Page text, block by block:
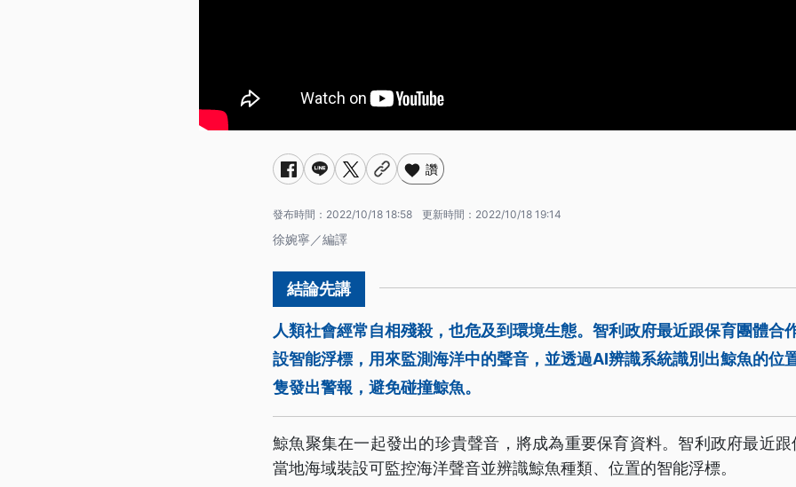
讚
發布時間： 2022/10/18 18:58 更新時間： 2022/10/18 19:14
徐婉寧／編譯
人類社會經常自相殘殺，也危及到環境生態。智利政府最近跟保育團體合
設智能浮標，用來監測海洋中的聲音，並透過AI辨識系統識別出鯨魚的位
隻發出警報，避免碰撞鯨魚。
鯨魚聚集在一起發出的珍貴聲音，將成為重要保育資料。智利政府最近
當地海域裝設可監控海洋聲音並辨識鯨魚種類、位置的智能浮標。